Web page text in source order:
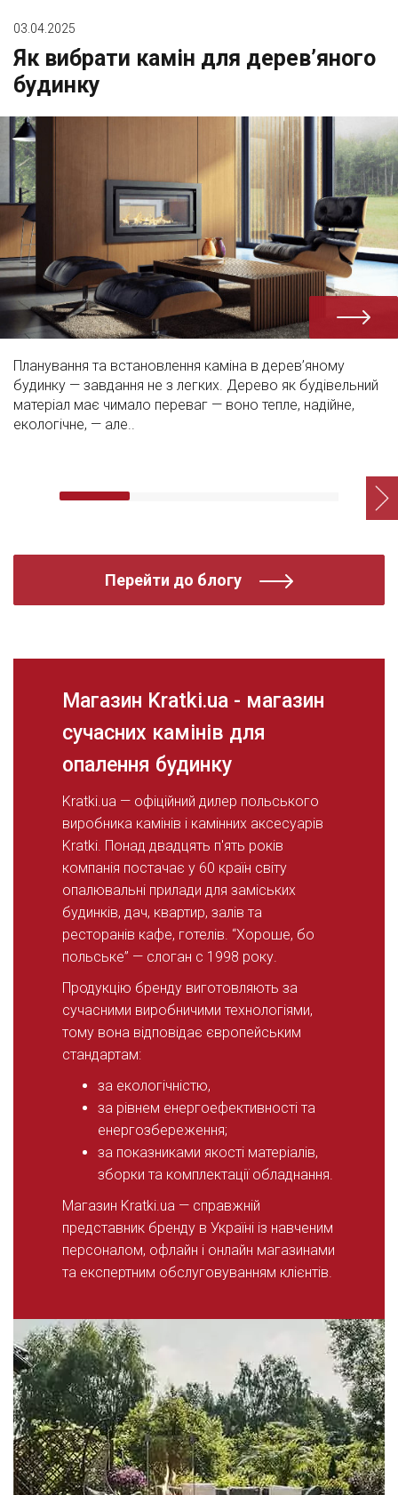
03.04.2025
Як вибрати камін для дерев’яного
будинку
Планування та встановлення каміна в дерев’яному
будинку — завдання не з легких. Дерево як будівельний
матеріал має чимало переваг — воно тепле, надійне,
екологічне, — але..
Перейти до блогу
Магазин Kratki.ua - магазин
сучасних камінів для
опалення будинку
Kratki.ua — офіційний дилер польського
виробника камінів і камінних аксесуарів
Kratki. Понад двадцять п'ять років
компанія постачає у 60 країн світу
опалювальні прилади для заміських
будинків, дач, квартир, залів та
ресторанів кафе, готелів. “Хороше, бо
польське” — слоган с 1998 року.
Продукцію бренду виготовляють за
сучасними виробничими технологіями,
тому вона відповідає європейським
стандартам:
за екологічністю,
за рівнем енергоефективності та
енергозбереження;
за показниками якості матеріалів,
зборки та комплектації обладнання.
Магазин Kratki.ua — справжній
представник бренду в Україні із навченим
персоналом, офлайн і онлайн магазинами
та експертним обслуговуванням клієнтів.